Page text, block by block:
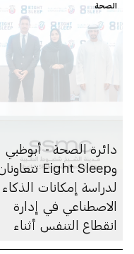
الصحة
دائرة الصحة - أبوظبي
وEight Sleep تتعاونان
لدراسة إمكانات الذكاء
الاصطناعي في إدارة
انقطاع التنفس أثناء